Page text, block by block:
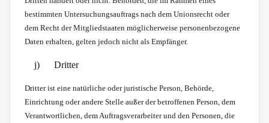
bestimmten Untersuchungsauftrags nach dem Unionsrecht oder
dem Recht der Mitgliedstaaten möglicherweise personenbezogene
Daten erhalten, gelten jedoch nicht als Empfänger.
j) Dritter
Dritter ist eine natürliche oder juristische Person, Behörde,
Einrichtung oder andere Stelle außer der betroffenen Person, dem
Verantwortlichen, dem Auftragsverarbeiter und den Personen, die